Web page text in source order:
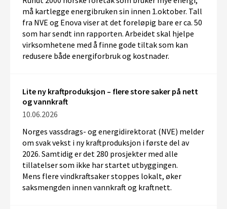
må kartlegge energibruken sin innen 1.oktober. Tall
fra NVE og Enova viser at det foreløpig bare er ca. 50
som har sendt inn rapporten. Arbeidet skal hjelpe
virksomhetene med å finne gode tiltak som kan
redusere både energiforbruk og kostnader.
Lite ny kraftproduksjon – flere store saker på nett
og vannkraft
10.06.2026
Norges vassdrags- og energidirektorat (NVE) melder
om svak vekst i ny kraftproduksjon i første del av
2026. Samtidig er det 280 prosjekter med alle
tillatelser som ikke har startet utbyggingen.
Mens flere vindkraftsaker stoppes lokalt, øker
saksmengden innen vannkraft og kraftnett.